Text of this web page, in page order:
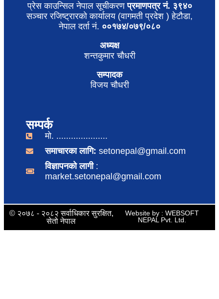
प्रेस काउन्सिल नेपाल सूचीकरणप्रमाणपत्र नं. ३९४०
सञ्चार रजिष्ट्रारको कार्यालय (वागमती प्रदेश ) हेटौडा,
नेपाल दर्ता नं. ००१७४/०७९/०८०
अध्यक्ष
शन्तकुमार चौधरी
सम्पादक
विजय चौधरी
सम्पर्क
मो. .....................
समाचारका लागि: setonepal@gmail.com
विज्ञापनको लागी :
market.setonepal@gmail.com
© २०७८ - २०८२ सर्वाधिकार सुरक्षित,
सेतो नेपाल
Website by : WEBSOFT
NEPAL Pvt. Ltd.